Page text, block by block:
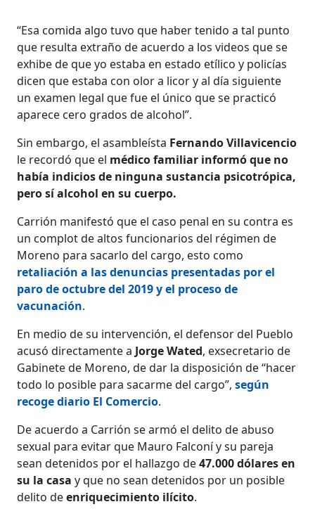
“Esa comida algo tuvo que haber tenido a tal punto
que resulta extraño de acuerdo a los videos que se
exhibe de que yo estaba en estado etílico y policías
dicen que estaba con olor a licor y al día siguiente
un examen legal que fue el único que se practicó
aparece cero grados de alcohol”.
Sin embargo, el asambleísta Fernando Villavicencio
le recordó que el médico familiar informó que no
había indicios de ninguna sustancia psicotrópica,
pero sí alcohol en su cuerpo.
Carrión manifestó que el caso penal en su contra es
un complot de altos funcionarios del régimen de
Moreno para sacarlo del cargo, esto como
retaliación a las denuncias presentadas por el
paro de octubre del 2019 y el proceso de
vacunación.
En medio de su intervención, el defensor del Pueblo
acusó directamente a Jorge Wated, exsecretario de
Gabinete de Moreno, de dar la disposición de “hacer
todo lo posible para sacarme del cargo”,según
recoge diario El Comercio.
De acuerdo a Carrión se armó el delito de abuso
sexual para evitar que Mauro Falconí y su pareja
sean detenidos por el hallazgo de47.000 dólares en
su la casa y que no sean detenidos por un posible
delito deenriquecimiento ilícito.